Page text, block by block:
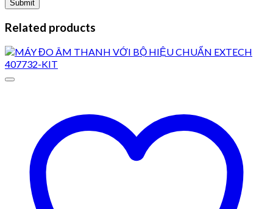
Related products